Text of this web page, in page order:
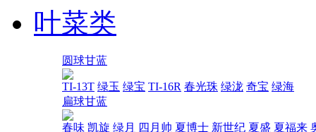
叶菜类
圆球甘蓝
TI-13T 绿玉 绿宝 TI-16R 春光珠 绿泷 奇宝 绿海
扁球甘蓝
春味 凯旋 绿月 四月帅 夏博士 新世纪 夏盛 夏福来